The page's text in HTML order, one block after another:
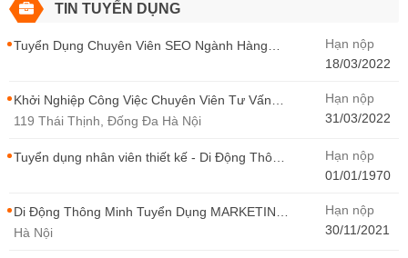
TIN TUYỂN DỤNG
Tuyển Dụng Chuyên Viên SEO Ngành Hàng
Hạn nộp
18/03/2022
Khởi Nghiệp Công Việc Chuyên Viên Tư Vấn
Bán Hàng Di Động Thông Minh
119 Thái Thịnh, Đống Đa Hà Nội
Hạn nộp
31/03/2022
Tuyển dụng nhân viên thiết kế - Di Động Thông
Hạn nộp
01/01/1970
Di Động Thông Minh Tuyển Dụng MARKETING
- CONTENT WIRITER
Hà Nội
Hạn nộp
30/11/2021